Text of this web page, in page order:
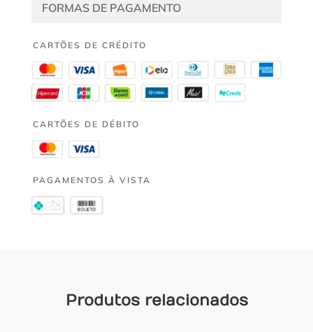
FORMAS DE PAGAMENTO
CARTÕES DE CRÉDITO
CARTÕES DE DÉBITO
PAGAMENTOS À VISTA
Produtos relacionados